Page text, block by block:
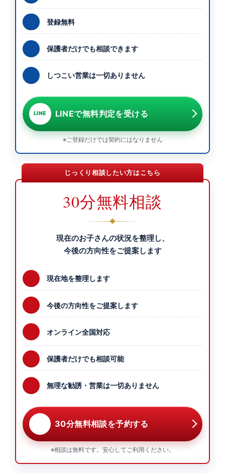
登録無料
保護者だけでも相談できます
しつこい営業は一切ありません
LINE LINEで無料判定を受ける
※ご登録だけでは契約にはなりません
じっくり相談したい方はこちら
30分無料相談
現在のお子さんの状況を整理し、
今後の方向性をご提案します
現在地を整理します
今後の方向性をご提案します
オンライン全国対応
保護者だけでも相談可能
無理な勧誘・営業は一切ありません
30分無料相談を予約する
※相談は無料です。安心してご利用ください。